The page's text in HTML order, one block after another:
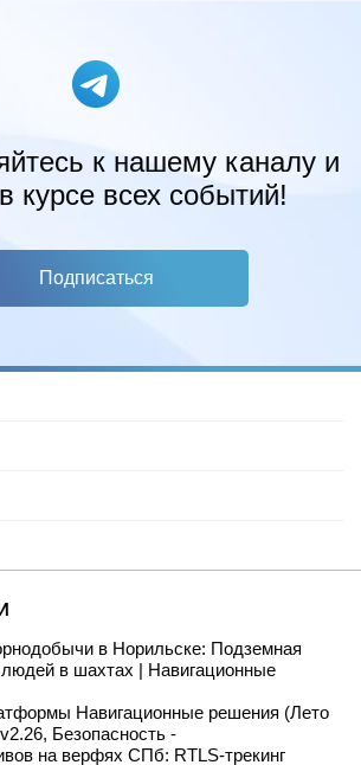
к нашему каналу и
курсе всех событий!
Подписаться
средств
помещений
персональных данных
сайту
в Норильске: Подземная
людей в шахтах | Навигационные
Навигационные решения (Лето
Безопасность -
на верфях СПб: RTLS-трекинг